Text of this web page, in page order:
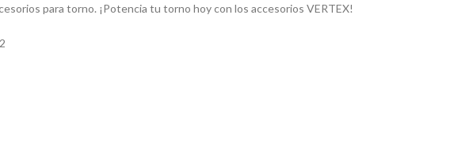
para torno. ¡Potencia tu torno hoy con los accesorios VERTEX!